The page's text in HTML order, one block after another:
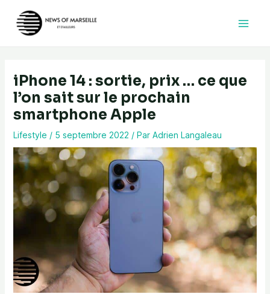
contenu
iPhone 14 : sortie, prix … ce que
l’on sait sur le prochain
smartphone Apple
Lifestyle / 5 septembre 2022 / Par Adrien Langaleau